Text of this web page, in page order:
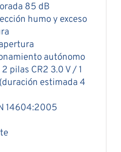
85 dB
humo y exceso
autónomo
pilas CR2 3.0 V / 1
estimada 4
14604:2005